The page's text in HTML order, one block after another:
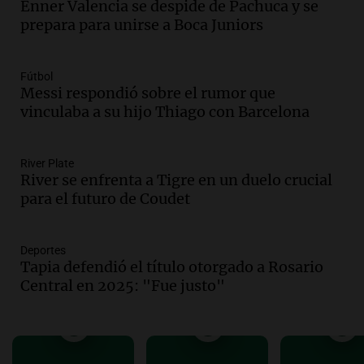
Episodios
Audio.
Docentes de Jujuy denuncian
sus salarios y genera alarma
Panorama Federal
Episodios
fallece tras perder el control de su
vehículo
Panorama Federal
sus salarios, denuncian desde el
sindicato
Panorama Federal
Audio.La justicia reconoce el COVID
Enner Valencia se despide de Pachuca y se
prepara para unirse a Boca Juniors
Fútbol
Messi respondió sobre el rumor que
vinculaba a su hijo Thiago con Barcelona
River Plate
River se enfrenta a Tigre en un duelo crucial
para el futuro de Coudet
Deportes
Tapia defendió el título otorgado a Rosario
Central en 2025: "Fue justo"